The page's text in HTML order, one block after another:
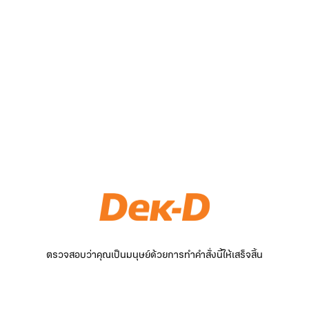
ตรวจสอบว่าคุณเป็นมนุษย์ด้วยการทำคำสั่งนี้ให้เสร็จสิ้น